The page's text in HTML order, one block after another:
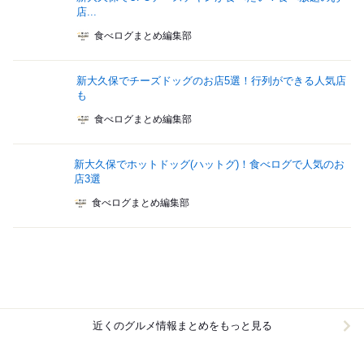
店...
食べログまとめ編集部
新大久保でチーズドッグのお店5選！行列ができる人気店
も
食べログまとめ編集部
新大久保でホットドッグ(ハットグ)！食べログで人気のお
店3選
食べログまとめ編集部
近くのグルメ情報まとめをもっと見る